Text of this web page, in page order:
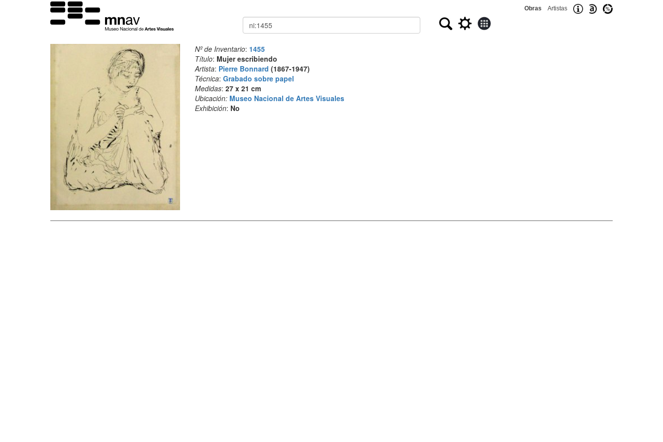
Obras Artistas
Buscar
Nº de Inventario: 1455
Título: Mujer escribiendo
Artista: Pierre Bonnard (1867-1947)
Técnica: Grabado sobre papel
Medidas: 27 x 21 cm
Ubicación: Museo Nacional de Artes Visuales
Exhibición: No